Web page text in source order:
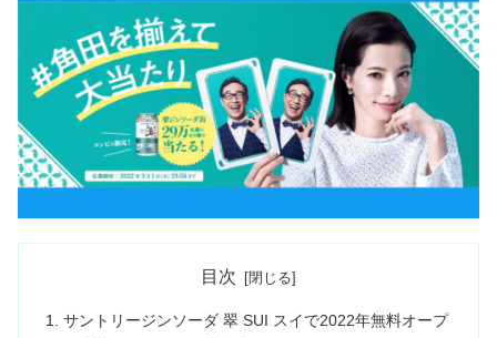
目次
サントリージンソーダ 翠 SUI スイで2022年無料オープ